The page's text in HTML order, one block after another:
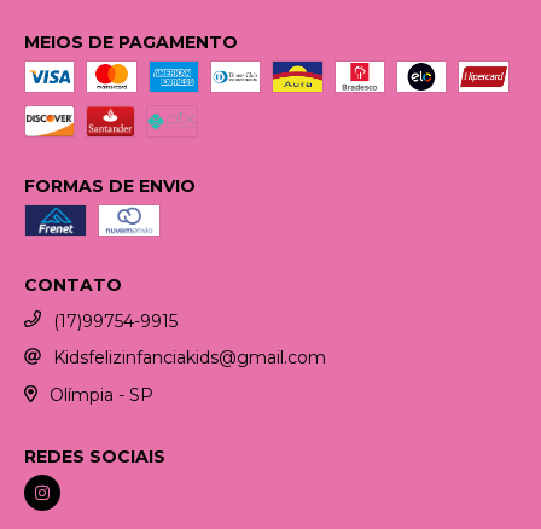
MEIOS DE PAGAMENTO
FORMAS DE ENVIO
CONTATO
(17)99754-9915
Kidsfelizinfanciakids@gmail.com
Olímpia - SP
REDES SOCIAIS